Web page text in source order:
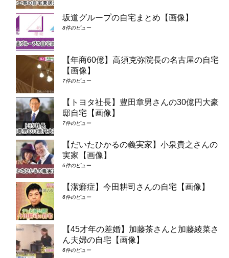
坂道グループの自宅まとめ【画像】
8件のビュー
【年商60億】高須克弥院長の名古屋の自宅
【画像】
7件のビュー
【トヨタ社長】豊田章男さんの30億円大豪
邸自宅【画像】
7件のビュー
【だいたひかるの義実家】小泉貴之さんの
実家【画像】
6件のビュー
【潔癖症】今田耕司さんの自宅【画像】
6件のビュー
【45才年の差婚】加藤茶さんと加藤綾菜さ
ん夫婦の自宅【画像】
6件のビュー